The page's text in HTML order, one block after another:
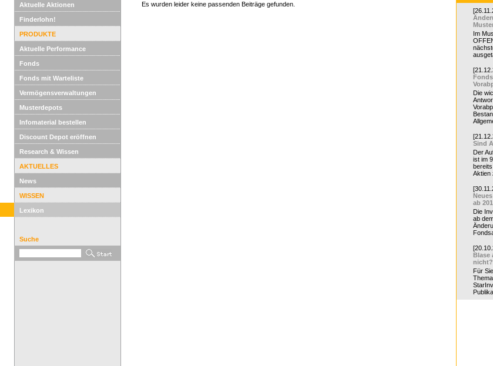
Aktuelle Aktionen
Finderlohn!
PRODUKTE
Aktuelle Performance
Fonds
Fonds mit Warteliste
Vermögensverwaltungen
Musterdepots
Infomaterial bestellen
Discount Depot eröffnen
Research & Wissen
AKTUELLES
News
WISSEN
Lexikon
Suche
Es wurden leider keine passenden Beiträge gefunden.
Im
Die
Sind
Der
ist im
Aktien
ab
Die
ab
Blase
nicht?
Für